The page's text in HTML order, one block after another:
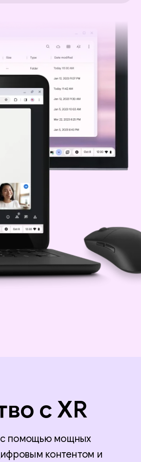
с XR
с помощью мощных
контентом и